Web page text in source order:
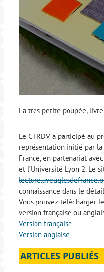
La très petite poupée,
Le CTRDV a participé au
représentation initié par la
France, en partenariat
et l’Université Lyon 2. Le
connaissance dans le
Vous pouvez télécharger
version française ou
Version française
Version anglaise
ARTICLES PUBLIÉS